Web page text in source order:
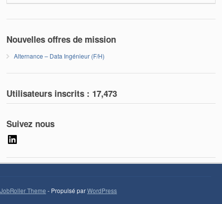
Nouvelles offres de mission
Alternance – Data Ingénieur (F/H)
Utilisateurs inscrits : 17,473
Suivez nous
JobRoller Theme - Propulsé parWordPress